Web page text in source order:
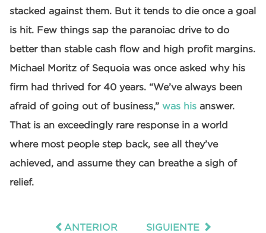
stacked against them. But it tends to die once a goal
is hit. Few things sap the paranoiac drive to do
better than stable cash flow and high profit margins.
Michael Moritz of Sequoia was once asked why his
firm had thrived for 40 years. “We’ve always been
afraid of going out of business,” was his answer.
That is an exceedingly rare response in a world
where most people step back, see all they’ve
achieved, and assume they can breathe a sigh of
relief.
ANTERIOR SIGUIENTE